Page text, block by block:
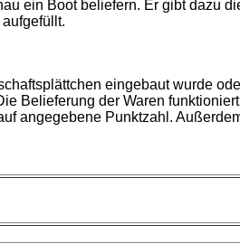
ein Boot beliefern. Er gibt dazu
eingebaut wurde
Belieferung der Waren
angegebene Punktzahl.